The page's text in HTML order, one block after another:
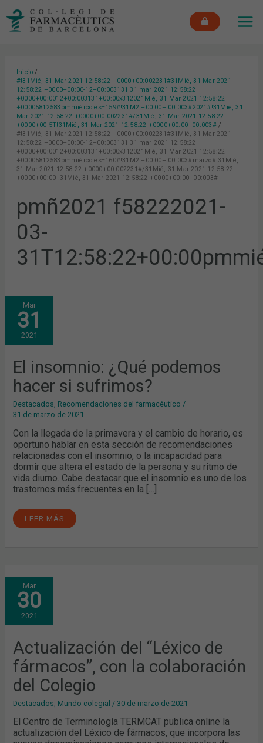
Inicio
#!31Mié, 31 Mar 2021 12:58:22 +0000+00:002231#31Mié, 31 Mar 2021
12:58:22 +0000+00:00-12+00:003131 31 mar 2021 12:58:22
+0000+00:0012+00:003131+00:00x312021Mié, 31 Mar 2021 12:58:22
+00005812583pmmiércoles=159#!31M2 +00:00+ 00:003#2021#!31Mié, 31
Mar 2021 12:58:22 +0000+00:002231#/31Mié, 31 Mar 2021 12:58:22
+0000+00 5T!31Mié, 31 Mar 2021 12:58:22 +0000+00:00+00:003#
#!31Mié, 31 Mar 2021 12:58:22 +0000+00:002231#31Mié, 31 Mar 2021
12:58:22 +0000+00:00-12+00:003131 31 mar 2021 12:58:22
+0000+00:0012+00:003131+00:00x312021Mié, 31 Mar 2021 12:58:22
+00005812583pmmiércoles=160#!31M2 +00:00+ 00:003#marzo#!31Mié,
31 Mar 2021 12:58:22 +0000+00:002231#/31Mié, 31 Mar 2021 12:58:22
+0000+00:00 !31Mié, 31 Mar 2021 12:58:22 +0000+00:00+00:003#
pmñ2021 f58222021-
03-
Mar
31
2021
El insomnio: ¿Qué podemos
hacer si sufrimos?
Destacados Recomendaciones del farmacéutico /
31 de marzo de 2021
Con la llegada de la primavera y el cambio de horario, es
oportuno hablar en esta sección de recomendaciones
relacionadas con el insomnio, o la incapacidad para
dormir que altera el estado de la persona y su ritmo de
vida diurno. Cabe destacar que el insomnio es uno de los
trastornos más frecuentes en la […]
EL
INSOMNIO:
¿QUÉ
PODEMOS
HACER
SI
SUFRIMOS?
LEER MÁS
Mar
30
2021
Actualización del “Léxico de
fármacos”, con la colaboración
del Colegio
Destacados Mundo colegial /30 de marzo de 2021
El Centro de Terminología TERMCAT publica online la
actualización del Léxico de fármacos, que incorpora las
ACTUALIZACIÓN
DEL
“LÉXICO
DE
FÁRMACOS”,
CON
LA
DEL
COLEGIO